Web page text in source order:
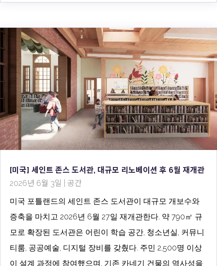
[미국] 세인트 존스 도서관, 대규모 리노베이션 후 6월 재개관
2026년 6월 3일
공간
미국 포틀랜드의 세인트 존스 도서관이 대규모 개보수와
증축을 마치고 2026년 6월 27일 재개관한다. 약 790㎡ 규
모로 확장된 도서관은 어린이 학습 공간, 청소년실, 커뮤니
티룸, 공공예술, 디지털 장비를 갖췄다. 주민 2,500명 이상
이 설계 과정에 참여했으며, 기존 카네기 건물의 역사성을